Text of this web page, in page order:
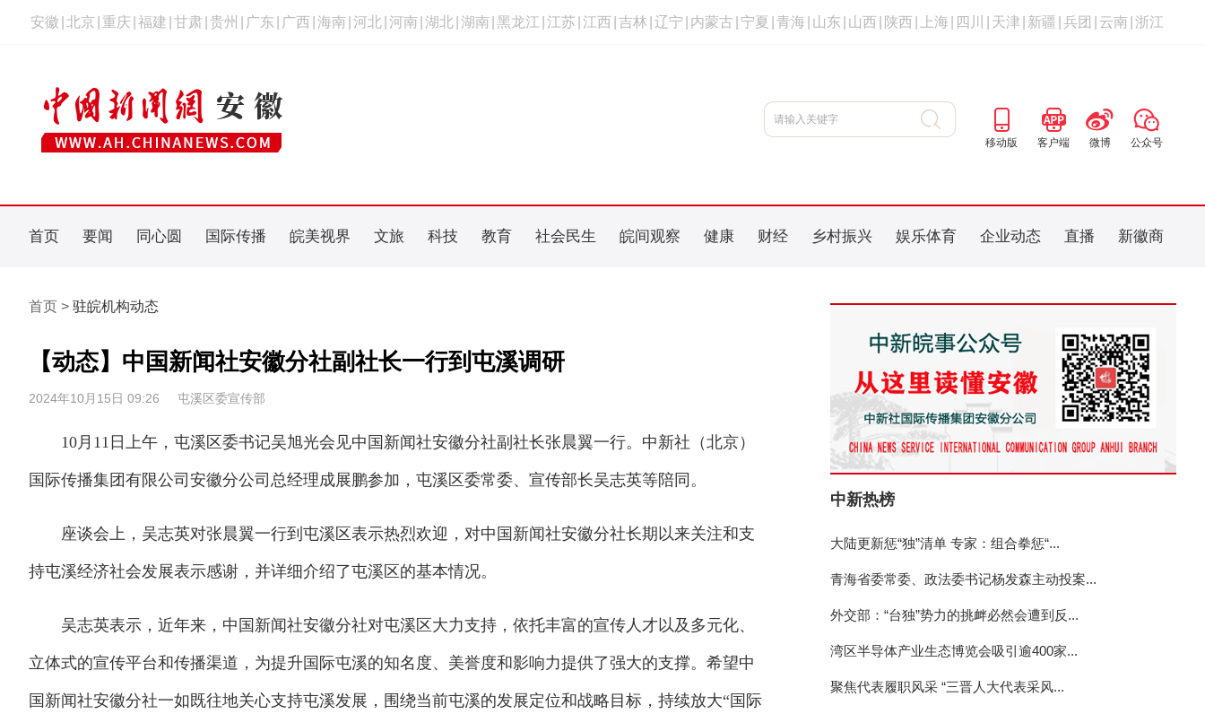
安徽 北京 重庆 福建 甘肃 贵州 广东 广西 海南 河北 河南 湖北 湖南 黑龙江 江苏 江西 吉林 辽宁 内蒙古 宁夏 青海 山东 山西 陕西 上海 四川 天津 新疆 兵团 云南 浙江
移动版 客户端 微博 公众号
首页 要闻 同心圆 国际传播 皖美视界 文旅 科技 教育 社会民生 皖间观察 健康 财经 乡村振兴 娱乐体育 企业动态 直播 新徽商
首页 > 驻皖机构动态
【动态】中国新闻社安徽分社副社长一行到屯溪调研
2024年10月15日 09:26 屯溪区委宣传部
10月11日上午，屯溪区委书记吴旭光会见中国新闻社安徽分社副社长张晨翼一行。中新社（北京）
国际传播集团有限公司安徽分公司总经理成展鹏参加，屯溪区委常委、宣传部长吴志英等陪同。
座谈会上，吴志英对张晨翼一行到屯溪区表示热烈欢迎，对中国新闻社安徽分社长期以来关注和支
持屯溪经济社会发展表示感谢，并详细介绍了屯溪区的基本情况。
吴志英表示，近年来，中国新闻社安徽分社对屯溪区大力支持，依托丰富的宣传人才以及多元化、
立体式的宣传平台和传播渠道，为提升国际屯溪的知名度、美誉度和影响力提供了强大的支撑。希望中
国新闻社安徽分社一如既往地关心支持屯溪发展，围绕当前屯溪的发展定位和战略目标，持续放大“国际
中新热榜
大陆更新惩“独”清单 专家：组合拳惩“...
青海省委常委、政法委书记杨发森主动投案...
外交部：“台独”势力的挑衅必然会遭到反...
湾区半导体产业生态博览会吸引逾400家...
聚焦代表履职风采 “三晋人大代表采风...